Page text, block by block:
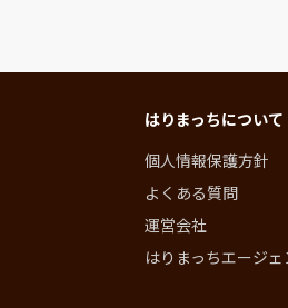
はりまっちについて
個人情報保護方針
よくある質問
運営会社
はりまっちエージェ